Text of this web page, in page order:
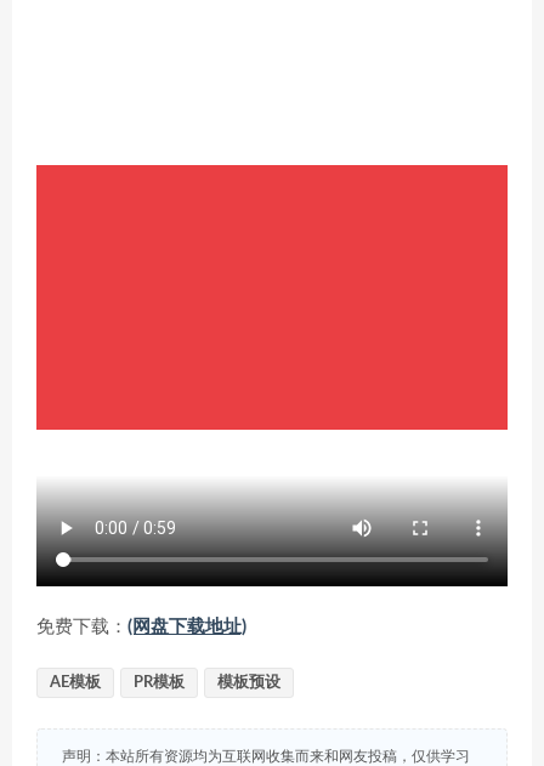
免费下载： (网盘下载地址)
AE模板 PR模板 模板预设
声明：本站所有资源均为互联网收集而来和网友投稿，仅供学习